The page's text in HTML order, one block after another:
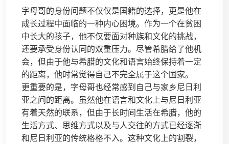
字母哥的身份问题不仅仅是国籍的选择，更是他在
成长过程中面临的一种内心困境。作为一个在贫困
中长大的孩子，他不仅要面对种族和文化的挑战，
还要承受身份认同的双重压力。尽管希腊给了他机
会，但由于他与希腊的文化和语言始终保持着一定
的距离，他时常觉得自己不完全属于这个国家。
更重要的是，字母哥也经常感到自己与家乡尼日利
亚之间的距离。虽然他在语言和文化上与尼日利亚
有着天然的联系，但由于长时间生活在希腊，他的
生活方式、思维方式以及与人交往的方式已经逐渐
和尼日利亚的传统格格不入。这种文化上的割裂，